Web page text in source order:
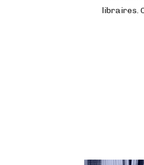
libraires.